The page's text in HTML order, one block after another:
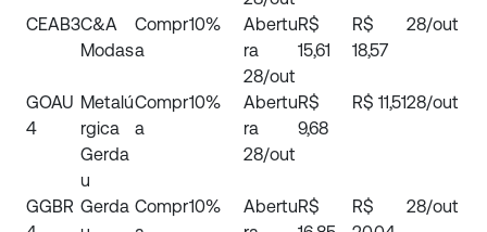
CEAB3C&A
Modas
Compr
a
10%
Abertu
ra
28/out
R$
15,61
R$
18,57
28/out
GOAU
4
Metalú
rgica
Gerda
u
Compr
a
10%
Abertu
ra
28/out
R$
9,68
R$ 11,5128/out
GGBR Gerda Compr10%
AbertuR$
R$
28/out